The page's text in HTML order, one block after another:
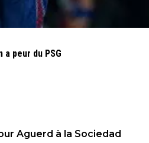
peur du PSG
Aguerd à la Sociedad